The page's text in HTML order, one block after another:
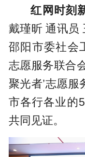
红网时刻
戴瑾昕 通讯员
邵阳市委社会
志愿服务联合
聚光者’志愿服
市各行各业的
共同见证。